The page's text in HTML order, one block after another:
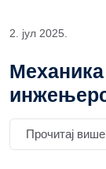
2. јул 2025.
Механика
Прочитај више